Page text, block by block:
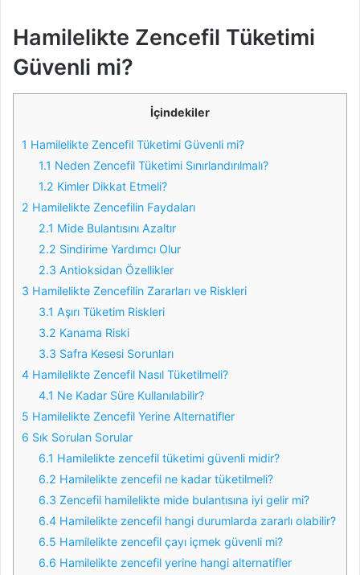
Hamilelikte Zencefil Tüketimi
Güvenli mi?
İçindekiler
1 Hamilelikte Zencefil Tüketimi Güvenli mi?
1.1 Neden Zencefil Tüketimi Sınırlandırılmalı?
1.2 Kimler Dikkat Etmeli?
2 Hamilelikte Zencefilin Faydaları
2.1 Mide Bulantısını Azaltır
2.2 Sindirime Yardımcı Olur
2.3 Antioksidan Özellikler
3 Hamilelikte Zencefilin Zararları ve Riskleri
3.1 Aşırı Tüketim Riskleri
3.2 Kanama Riski
3.3 Safra Kesesi Sorunları
4 Hamilelikte Zencefil Nasıl Tüketilmeli?
4.1 Ne Kadar Süre Kullanılabilir?
5 Hamilelikte Zencefil Yerine Alternatifler
6 Sık Sorulan Sorular
6.1 Hamilelikte zencefil tüketimi güvenli midir?
6.2 Hamilelikte zencefil ne kadar tüketilmeli?
6.3 Zencefil hamilelikte mide bulantısına iyi gelir mi?
6.4 Hamilelikte zencefil hangi durumlarda zararlı olabilir?
6.5 Hamilelikte zencefil çayı içmek güvenli mi?
6.6 Hamilelikte zencefil yerine hangi alternatifler